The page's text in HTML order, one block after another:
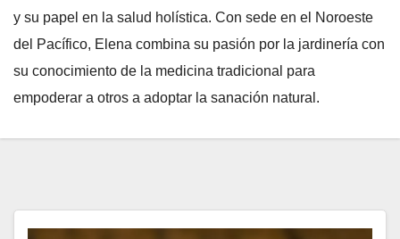
y su papel en la salud holística. Con sede en el Noroeste
del Pacífico, Elena combina su pasión por la jardinería con
su conocimiento de la medicina tradicional para
empoderar a otros a adoptar la sanación natural.